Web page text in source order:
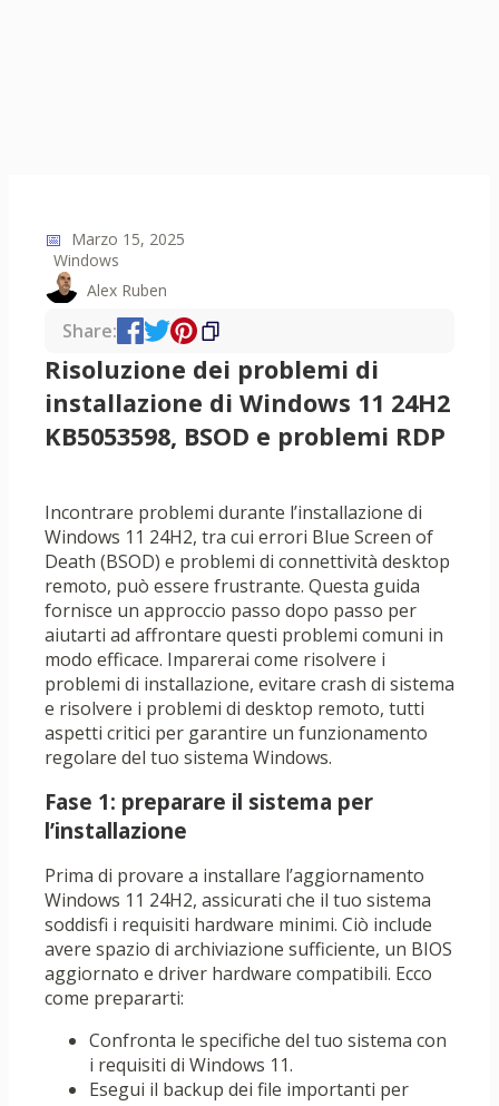
📅 Marzo 15, 2025
Windows
Alex Ruben
Share:
Risoluzione dei problemi di
installazione di Windows 11 24H2
KB5053598, BSOD e problemi RDP
Incontrare problemi durante l’installazione di
Windows 11 24H2, tra cui errori Blue Screen of
Death (BSOD) e problemi di connettività desktop
remoto, può essere frustrante. Questa guida
fornisce un approccio passo dopo passo per
aiutarti ad affrontare questi problemi comuni in
modo efficace. Imparerai come risolvere i
problemi di installazione, evitare crash di sistema
e risolvere i problemi di desktop remoto, tutti
aspetti critici per garantire un funzionamento
regolare del tuo sistema Windows.
Fase 1: preparare il sistema per
l’installazione
Prima di provare a installare l’aggiornamento
Windows 11 24H2, assicurati che il tuo sistema
soddisfi i requisiti hardware minimi. Ciò include
avere spazio di archiviazione sufficiente, un BIOS
aggiornato e driver hardware compatibili. Ecco
come prepararti:
Confronta le specifiche del tuo sistema con
i requisiti di Windows 11.
Esegui il backup dei file importanti per